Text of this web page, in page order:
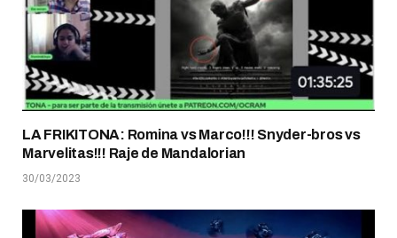
LA FRIKITONA: Romina vs Marco!!! Snyder-bros vs
Marvelitas!!! Raje de Mandalorian
30/03/2023